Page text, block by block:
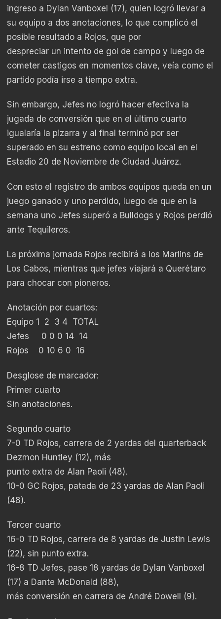
ingreso a Dylan Vanboxel (17), quien logró llevar a
su equipo a dos anotaciones, lo que complicó el
posible resultado a Rojos, que por
despreciar un intento de gol de campo y luego de
cometer castigos en momentos clave, veía como el
partido podía irse a tiempo extra.
Sin embargo, Jefes no logró hacer efectiva la
jugada de conversión que en el último cuarto
igualaría la pizarra y al final terminó por ser
superado en su estreno como equipo local en el
Estadio 20 de Noviembre de Ciudad Juárez.
Con esto el registro de ambos equipos queda en un
juego ganado y uno perdido, luego de que en la
semana uno Jefes superó a Bulldogs y Rojos perdió
ante Tequileros.
La próxima jornada Rojos recibirá a los Marlins de
Los Cabos, mientras que jefes viajará a Querétaro
para chocar con pioneros.
Anotación por cuartos:
Equipo 1 2 3 4 TOTAL
Jefes 0 0 0 14 14
Rojos 0 10 6 0 16
Desglose de marcador:
Primer cuarto
Sin anotaciones.
Segundo cuarto
7-0 TD Rojos, carrera de 2 yardas del quarterback
Dezmon Huntley (12), más
punto extra de Alan Paoli (48).
10-0 GC Rojos, patada de 23 yardas de Alan Paoli
(48).
Tercer cuarto
16-0 TD Rojos, carrera de 8 yardas de Justin Lewis
(22), sin punto extra.
16-8 TD Jefes, pase 18 yardas de Dylan Vanboxel
(17) a Dante McDonald (88),
más conversión en carrera de André Dowell (9).